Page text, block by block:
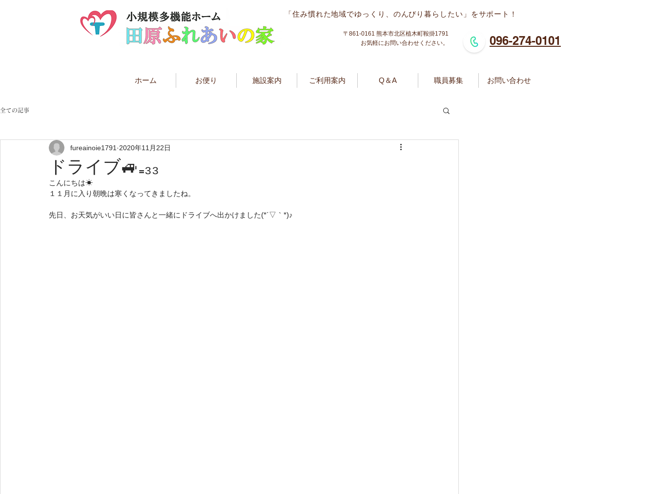
「住み慣れた地域でゆっくり、のんびり暮らしたい」をサポート！
〒861-0161 熊本市北区植木町鞍掛1791
​お気軽にお問い合わせください。
096-274-0101
ホーム お便り 施設案内 ご利用案内 Q＆A 職員募集 お問い合わせ
全ての記事
ドライブ🚙₌₃₃
fureainoie1791 2020年11月22日
こんにちは☀
１１月に入り朝晩は寒くなってきましたね。
先日、お天気がいい日に皆さんと一緒にドライブへ出かけました(*´▽｀*)♪